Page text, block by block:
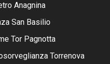
Anagnina
San Basilio
Tor Pagnotta
Torrenova